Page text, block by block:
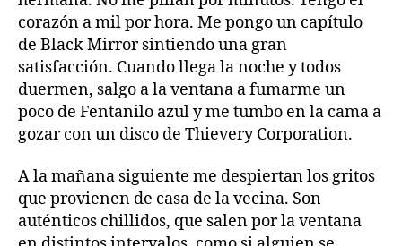
corazón a mil por hora. Me pongo un capítulo
de Black Mirror sintiendo una gran
satisfacción. Cuando llega la noche y todos
duermen, salgo a la ventana a fumarme un
poco de Fentanilo azul y me tumbo en la cama a
gozar con un disco de Thievery Corporation.
A la mañana siguiente me despiertan los gritos
que provienen de casa de la vecina. Son
auténticos chillidos, que salen por la ventana